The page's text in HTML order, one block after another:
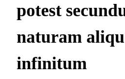
potest
naturam
infinitum